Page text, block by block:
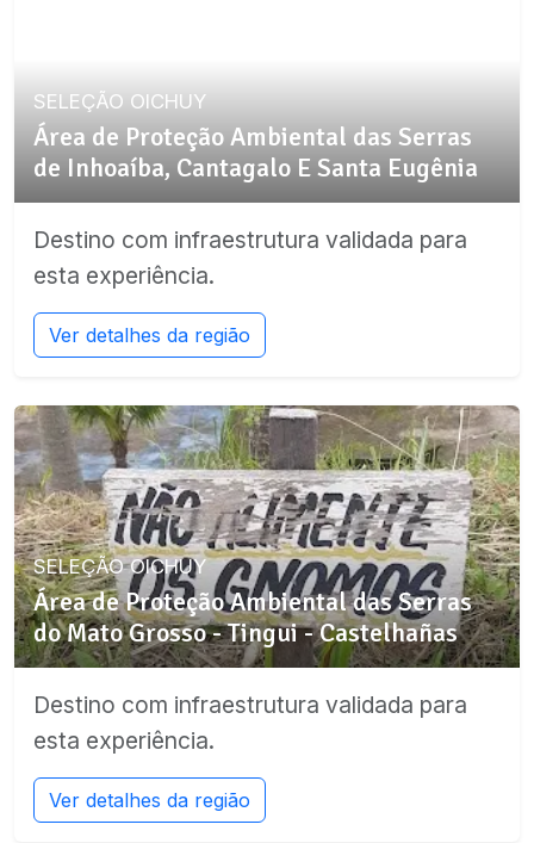
SELEÇÃO OICHUY
Área de Proteção Ambiental das Serras
de Inhoaíba, Cantagalo E Santa Eugênia
Destino com infraestrutura validada para
esta experiência.
Ver detalhes da região
SELEÇÃO OICHUY
Área de Proteção Ambiental das Serras
do Mato Grosso - Tingui - Castelhañas
Destino com infraestrutura validada para
esta experiência.
Ver detalhes da região